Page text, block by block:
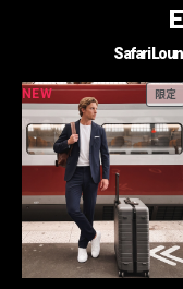
Safari
NEW 限定